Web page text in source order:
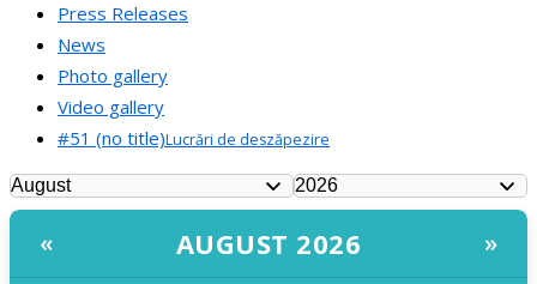
Press Releases
News
Photo gallery
Video gallery
#51 (no title)Lucrări de deszăpezire
« AUGUST 2026 »